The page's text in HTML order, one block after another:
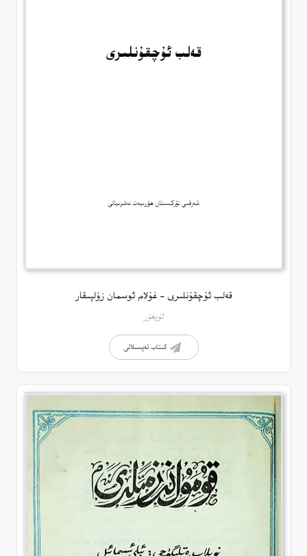
قەلب ئۇچقۇنلىرى – غۇلام ئوسمان زۇلپىقار
ئۇيغۇر
كىتاب تەپسىلاتى